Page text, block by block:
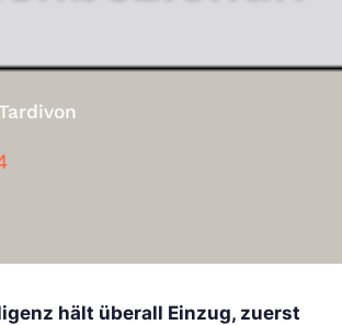
hält überall Einzug, zuerst